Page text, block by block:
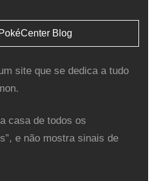
Blog
site que se dedica a tudo
casa de todos os
e não mostra sinais de